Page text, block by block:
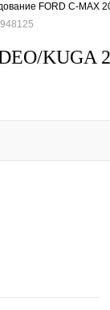
FORD C-MAX
KUGA